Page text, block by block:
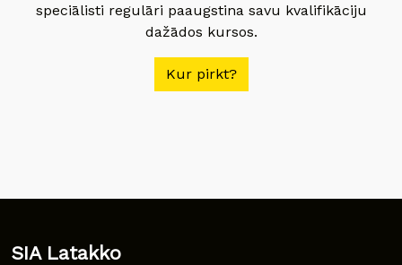
speciālisti regulāri paaugstina savu kvalifikāciju
dažādos kursos.
Kur pirkt?
SIA Latakko